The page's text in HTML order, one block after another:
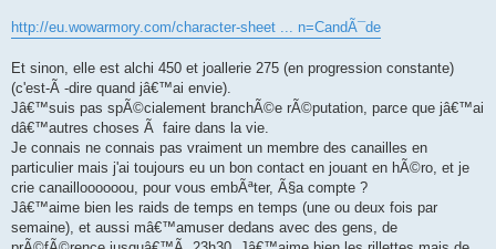
http://eu.wowarmory.com/character-sheet ... n=CandÃ¯de
Et sinon, elle est alchi 450 et joallerie 275 (en progression constante)
(c'est-Ã -dire quand jâ€™ai envie).
Jâ€™suis pas spÃ©cialement branchÃ©e rÃ©putation, parce que jâ€™ai
dâ€™autres choses Ã faire dans la vie.
Je connais ne connais pas vraiment un membre des canailles en
particulier mais j'ai toujours eu un bon contact en jouant en hÃ©ro, et je
crie canailloooooou, pour vous embÃªter, Ã§a compte ?
Jâ€™aime bien les raids de temps en temps (une ou deux fois par
semaine), et aussi mâ€™amuser dedans avec des gens, de